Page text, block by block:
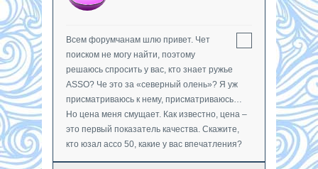
Всем форумчанам шлю привет. Чет
поиском не могу найти, поэтому
решаюсь спросить у вас, кто знает ружье
ASSO? Че это за «северный олень»? Я уж
присматриваюсь к нему, присматриваюсь…
Но цена меня смущает. Как известно, цена –
это первый показатель качества. Скажите,
кто юзал ассо 50, какие у вас впечатления?